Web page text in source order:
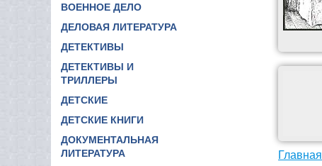
ВОЕННОЕ ДЕЛО
ДЕЛОВАЯ ЛИТЕРАТУРА
ДЕТЕКТИВЫ
ДЕТЕКТИВЫ И
ТРИЛЛЕРЫ
ДЕТСКИЕ
ДЕТСКИЕ КНИГИ
ДОКУМЕНТАЛЬНАЯ
ЛИТЕРАТУРА
Главная